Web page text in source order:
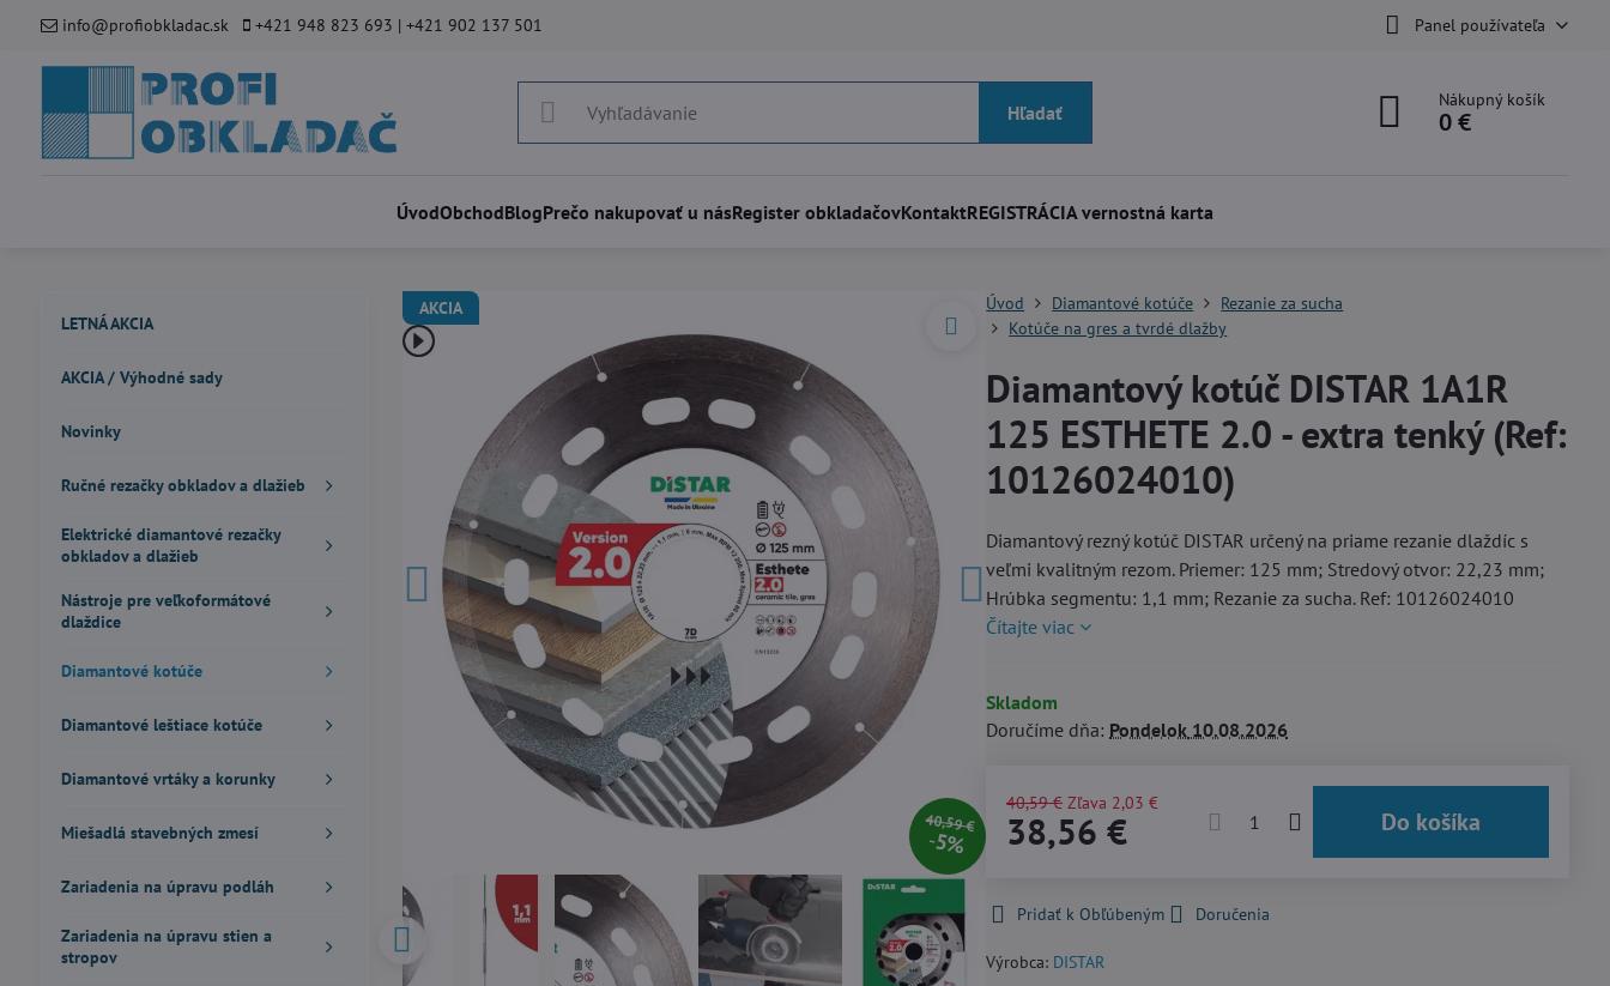
info@profiobkladac.sk +421 948 823 693 | +421 902 137 501 Panel používateľa
Hľadať
Nákupný košík
0 €
ÚvodObchodBlogPrečo nakupovať u násRegister obkladačovKontaktREGISTRÁCIA vernostná karta
AKCIA
40,59 €
5%
Úvod Diamantové kotúče
Rezanie za sucha
Kotúče na gres a tvrdé dlažby
Diamantový kotúč DISTAR 1A1R
125 ESTHETE 2.0 - extra tenký (Ref:
10126024010)
Diamantový rezný kotúč DISTAR určený na priame rezanie dlaždíc s
veľmi kvalitným rezom. Priemer: 125 mm; Stredový otvor: 22,23 mm;
Hrúbka segmentu: 1,1 mm; Rezanie za sucha. Ref: 10126024010
Čítajte viac
Skladom
Doručíme dňa: Pondelok 10.08.2026
40,59 € Zľava 2,03 €
38,56 € Do košíka
Pridať k Obľúbeným Doručenia
Výrobca: DISTAR
LETNÁ AKCIA
AKCIA / Výhodné sady
Novinky
Ručné rezačky obkladov a dlažieb
Elektrické diamantové rezačky
obkladov a dlažieb
Nástroje pre veľkoformátové
dlaždice
Diamantové kotúče
Diamantové leštiace kotúče
Diamantové vrtáky a korunky
Miešadlá stavebných zmesí
Zariadenia na úpravu podláh
Zariadenia na úpravu stien a
stropov